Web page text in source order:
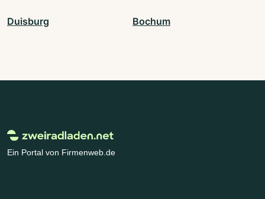
Duisburg Bochum
Ein Portal von Firmenweb.de